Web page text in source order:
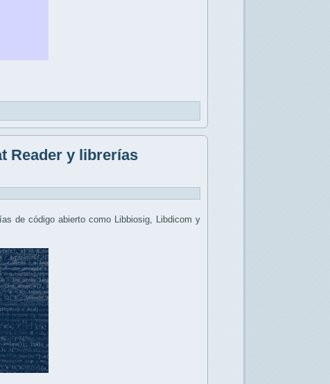
Reader y librerías
de código abierto como Libbiosig, Libdicom y